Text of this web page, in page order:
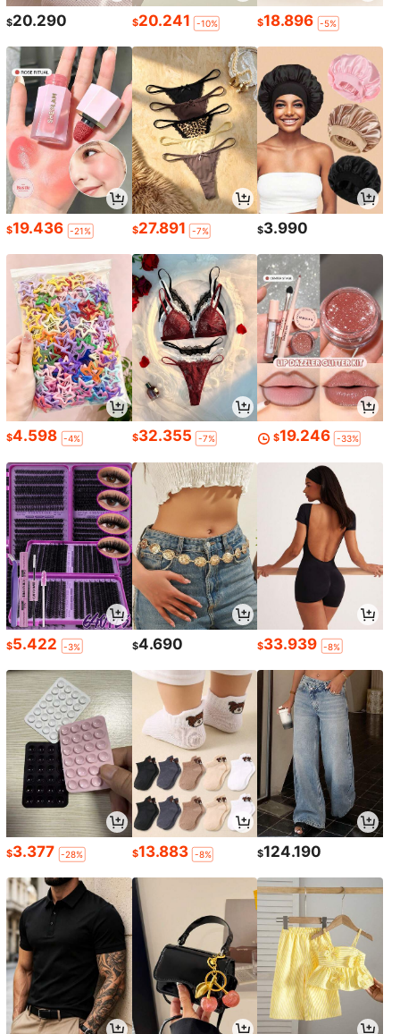
$20.290 $20.241 -10% $18.896 -5%
$19.436 -21% $27.891 -7% $3.990
$4.598 -4% $32.355 -7% $19.246 -33%
$5.422 -3% $4.690 $33.939 -8%
$3.377 -28% $13.883 -8% $124.190